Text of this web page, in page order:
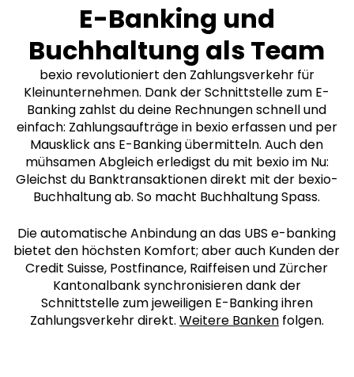
E-Banking und
Buchhaltung als Team
bexio revolutioniert den Zahlungsverkehr für
Kleinunternehmen. Dank der Schnittstelle zum E-
Banking zahlst du deine Rechnungen schnell und
einfach: Zahlungsaufträge in bexio erfassen und per
Mausklick ans E-Banking übermitteln. Auch den
mühsamen Abgleich erledigst du mit bexio im Nu:
Gleichst du Banktransaktionen direkt mit der bexio-
Buchhaltung ab. So macht Buchhaltung Spass.
Die automatische Anbindung an das UBS e-banking
bietet den höchsten Komfort; aber auch Kunden der
Credit Suisse, Postfinance, Raiffeisen und Zürcher
Kantonalbank synchronisieren dank der
Schnittstelle zum jeweiligen E-Banking ihren
Zahlungsverkehr direkt. Weitere Bankenfolgen.